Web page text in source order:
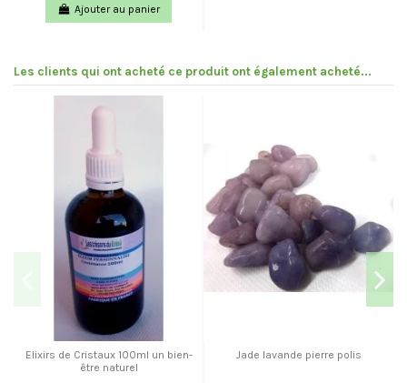
Ajouter au panier
Les clients qui ont acheté ce produit ont également acheté...
Elixirs de Cristaux 100ml un bien-
être naturel
Jade lavande pierre polis